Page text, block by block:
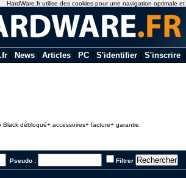
News Articles PC S'identifier S'inscrire
débloqué+ accessoires+ facture+ garantie.
Pseudo : Filtrer
HardWare.fr utilise des cookies pour une navigation optimale